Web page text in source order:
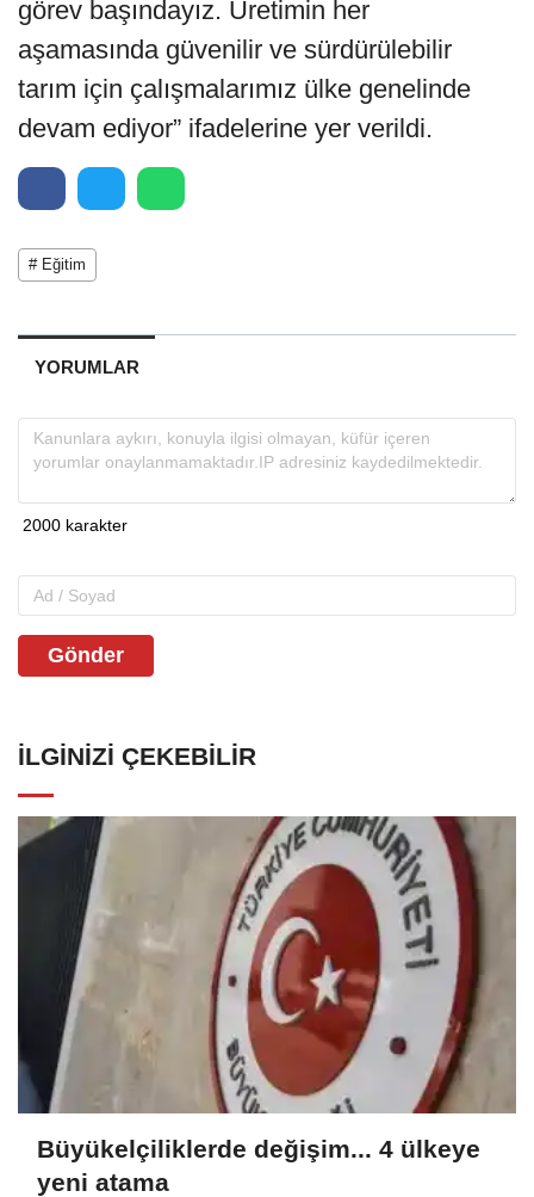
görev başındayız. Üretimin her
aşamasında güvenilir ve sürdürülebilir
tarım için çalışmalarımız ülke genelinde
devam ediyor” ifadelerine yer verildi.
# Eğitim
YORUMLAR
Gönder
İLGINIZI ÇEKEBILIR
Büyükelçiliklerde değişim... 4 ülkeye
yeni atama